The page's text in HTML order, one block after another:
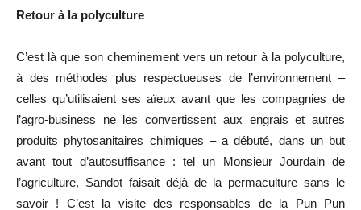
Retour à la polyculture
C’est là que son cheminement vers un retour à la polyculture,
à des méthodes plus respectueuses de l’environnement –
celles qu’utilisaient ses aïeux avant que les compagnies de
l’agro-business ne les convertissent aux engrais et autres
produits phytosanitaires chimiques – a débuté, dans un but
avant tout d’autosuffisance : tel un Monsieur Jourdain de
l’agriculture, Sandot faisait déjà de la permaculture sans le
savoir ! C’est la visite des responsables de la Pun Pun